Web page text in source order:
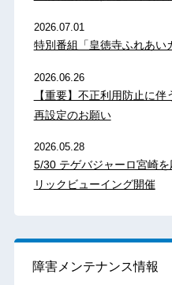
2026.07.01
特別番組「皇徳寺ふれあい
2026.06.26
【重要】不正利用防止に
再設定のお願い
2026.05.28
5/30 テゲバジャーロ宮崎
リックビューイング開催
障害メンテナンス情報